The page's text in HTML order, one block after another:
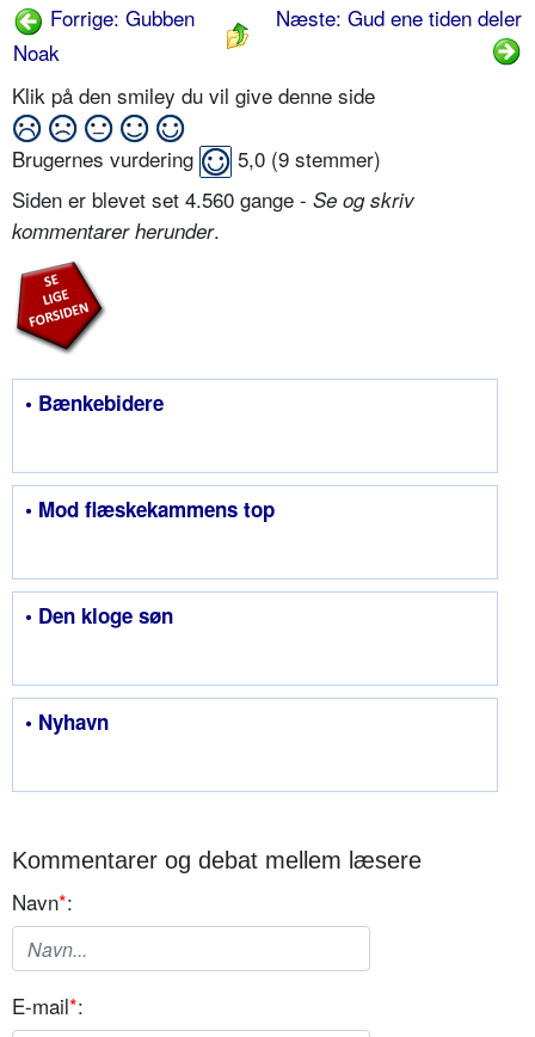
Forrige: Gubben
Noak
Næste: Gud ene tiden deler
Klik på den smiley du vil give denne side
Brugernes vurdering 5,0 (9 stemmer)
Siden er blevet set 4.560 gange - Se og skriv
kommentarer herunder.
• Bænkebidere
• Mod flæskekammens top
• Den kloge søn
• Nyhavn
Kommentarer og debat mellem læsere
Navn*:
E-mail*: